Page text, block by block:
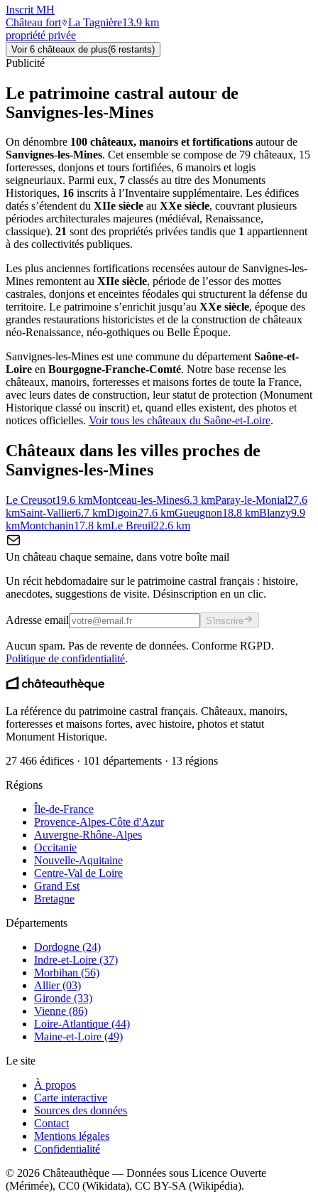
Inscrit MH
Château fort La Tagnière13.9 km
propriété privée
Voir 6 châteaux de plus(6 restants)
Publicité
Le patrimoine castral autour de
Sanvignes-les-Mines
On dénombre 100 châteaux, manoirs et fortifications autour de
Sanvignes-les-Mines. Cet ensemble se compose de 79 châteaux, 15
forteresses, donjons et tours fortifiées, 6 manoirs et logis
seigneuriaux. Parmi eux, 7 classés au titre des Monuments
Historiques, 16 inscrits à l’Inventaire supplémentaire. Les édifices
datés s’étendent du XIIe siècle au XXe siècle, couvrant plusieurs
périodes architecturales majeures (médiéval, Renaissance,
classique). 21 sont des propriétés privées tandis que 1 appartiennent
à des collectivités publiques.
Les plus anciennes fortifications recensées autour de Sanvignes-les-
Mines remontent au XIIe siècle, période de l’essor des mottes
castrales, donjons et enceintes féodales qui structurent la défense du
territoire. Le patrimoine s’enrichit jusqu’au XXe siècle, époque des
grandes restaurations historicistes et de la construction de châteaux
néo-Renaissance, néo-gothiques ou Belle Époque.
Sanvignes-les-Mines est une commune du départementSaône-et-
Loire en Bourgogne-Franche-Comté. Notre base recense les
châteaux, manoirs, forteresses et maisons fortes de toute la France,
avec leurs dates de construction, leur statut de protection (Monument
Historique classé ou inscrit) et, quand elles existent, des photos et
notices officielles. Voir tous les châteaux du Saône-et-Loire.
Châteaux dans les villes proches de
Sanvignes-les-Mines
Le Creusot19.6 kmMontceau-les-Mines6.3 kmParay-le-Monial27.6
kmSaint-Vallier6.7 kmDigoin27.6 kmGueugnon18.8 kmBlanzy9.9
kmMontchanin17.8 kmLe Breuil22.6 km
Un château chaque semaine, dans votre boîte mail
Un récit hebdomadaire sur le patrimoine castral français : histoire,
anecdotes, suggestions de visite. Désinscription en un clic.
Adresse email S'inscrire
Aucun spam. Pas de revente de données. Conforme RGPD.
Politique de confidentialité.
La référence du patrimoine castral français. Châteaux, manoirs,
forteresses et maisons fortes, avec histoire, photos et statut
Monument Historique.
27 466 édifices · 101 départements · 13 régions
Régions
Île-de-France
Provence-Alpes-Côte d'Azur
Auvergne-Rhône-Alpes
Occitanie
Nouvelle-Aquitaine
Centre-Val de Loire
Grand Est
Bretagne
Départements
Dordogne (24)
Indre-et-Loire (37)
Morbihan (56)
Allier (03)
Gironde (33)
Vienne (86)
Loire-Atlantique (44)
Maine-et-Loire (49)
Le site
À propos
Carte interactive
Sources des données
Contact
Mentions légales
Confidentialité
© 2026 Châteauthèque — Données sous Licence Ouverte
(Mérimée), CC0 (Wikidata), CC BY-SA (Wikipédia).